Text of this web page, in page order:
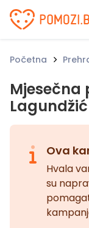
Udruženje
Početna
Mjesečna
Lagundžić
Ova
Hvala
su